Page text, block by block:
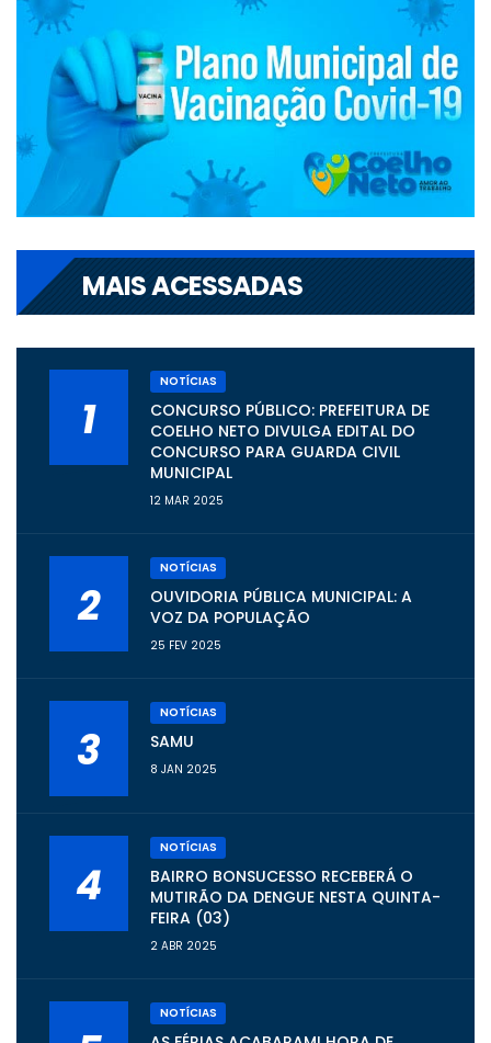
MAIS ACESSADAS
1
NOTÍCIAS
CONCURSO PÚBLICO: PREFEITURA DE
COELHO NETO DIVULGA EDITAL DO
CONCURSO PARA GUARDA CIVIL
MUNICIPAL
12 MAR 2025
2
NOTÍCIAS
OUVIDORIA PÚBLICA MUNICIPAL: A
VOZ DA POPULAÇÃO
25 FEV 2025
3
NOTÍCIAS
SAMU
8 JAN 2025
4
NOTÍCIAS
BAIRRO BONSUCESSO RECEBERÁ O
MUTIRÃO DA DENGUE NESTA QUINTA-
FEIRA (03)
2 ABR 2025
NOTÍCIAS